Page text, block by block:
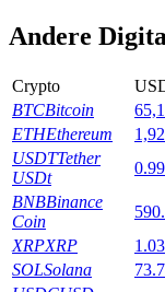
Launchpool
Flexibel staken
Andere
Crypto
BTCBitcoin
ETHEthereum
USDTTether
USDt
BNBBinance
Coin
XRPXRP 1.03
SOLSolana